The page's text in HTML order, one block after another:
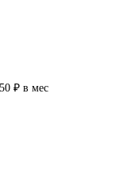
₽ в мес